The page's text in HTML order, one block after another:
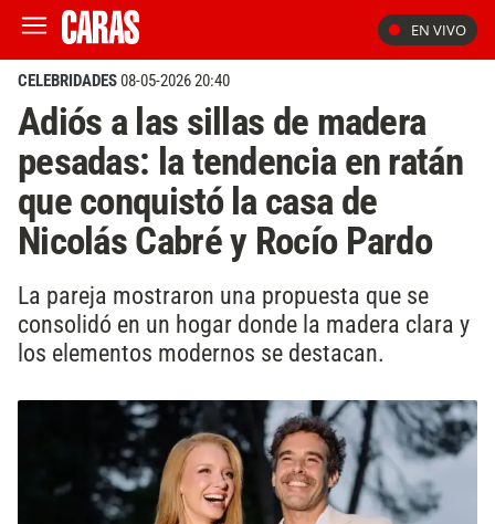
EN VIVO
CELEBRIDADES08-05-2026 20:40
Adiós a las sillas de madera
pesadas: la tendencia en ratán
que conquistó la casa de
Nicolás Cabré y Rocío Pardo
La pareja mostraron una propuesta que se
consolidó en un hogar donde la madera clara y
los elementos modernos se destacan.